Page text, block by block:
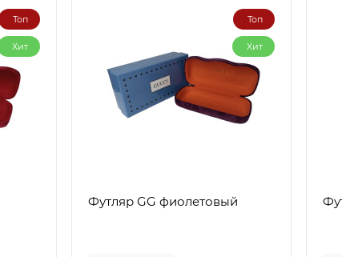
Топ
Хит
Топ
Хит
Футляр GG фиолетовый